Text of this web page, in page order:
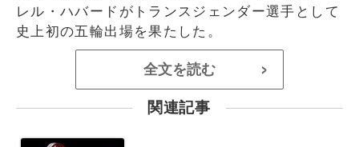
レル・ハバードがトランスジェンダー選手として
史上初の五輪出場を果たした。
全文を読む >
関連記事